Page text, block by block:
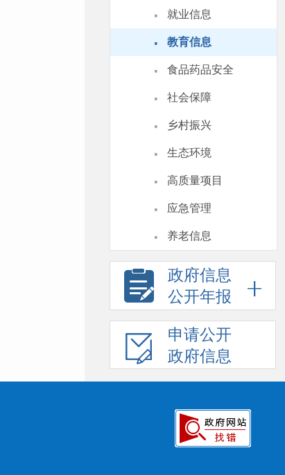
· 就业信息
· 教育信息
· 食品药品安全
· 社会保障
· 乡村振兴
· 生态环境
· 高质量项目
· 应急管理
· 养老信息
政府信息
公开年报
申请公开
政府信息